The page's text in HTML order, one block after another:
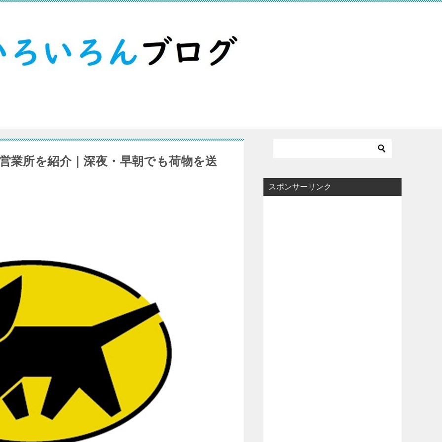
業所を紹介｜深夜・早朝でも荷物を送
スポンサーリンク